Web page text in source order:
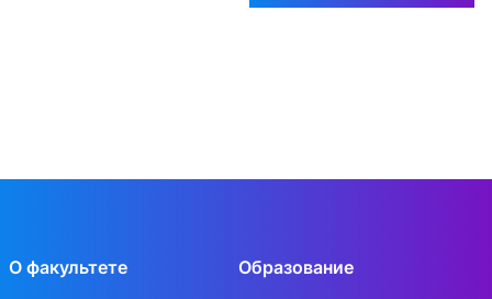
О факультете Образование